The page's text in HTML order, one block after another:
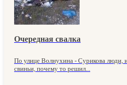
Очередная свалка
По улице Волнухина - Сурикова люди,
свиньи, почему то решил...